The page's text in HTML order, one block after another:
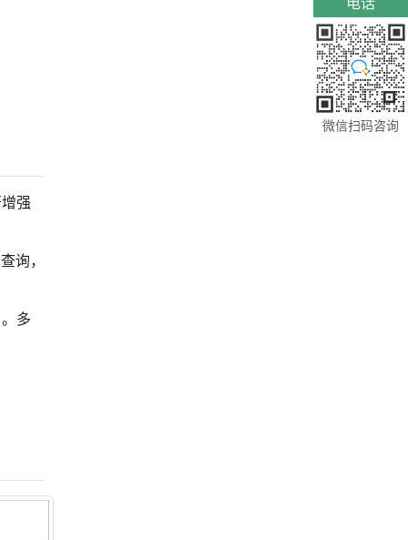
强
询，
多
微信扫码咨询